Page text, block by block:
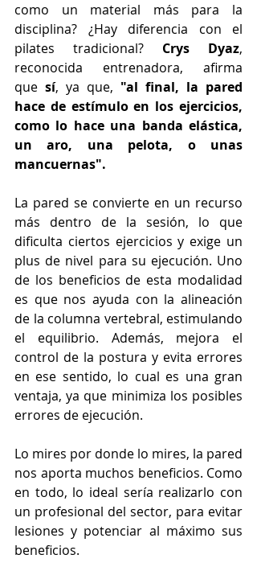
como un material más para la
disciplina? ¿Hay diferencia con el
pilates tradicional? Crys Dyaz,
reconocida entrenadora, afirma
que sí, ya que, "al final, la pared
hace de estímulo en los ejercicios,
como lo hace una banda elástica,
un aro, una pelota, o unas
mancuernas".
La pared se convierte en un recurso
más dentro de la sesión, lo que
dificulta ciertos ejercicios y exige un
plus de nivel para su ejecución. Uno
de los beneficios de esta modalidad
es que nos ayuda con la alineación
de la columna vertebral, estimulando
el equilibrio. Además, mejora el
control de la postura y evita errores
en ese sentido, lo cual es una gran
ventaja, ya que minimiza los posibles
errores de ejecución.
Lo mires por donde lo mires, la pared
nos aporta muchos beneficios. Como
en todo, lo ideal sería realizarlo con
un profesional del sector, para evitar
lesiones y potenciar al máximo sus
beneficios.